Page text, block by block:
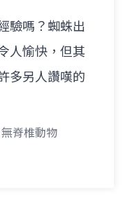
驗嗎？蜘蛛出
人愉快，但其
多另人讚嘆的
無脊椎動物